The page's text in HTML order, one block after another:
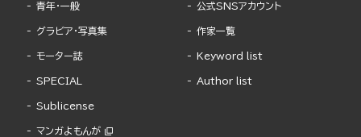
青年・一般
グラビア・写真集
モーター誌
SPECIAL
Sublicense
マンガよもんが
公式SNSアカウント
作家一覧
Keyword list
Author list